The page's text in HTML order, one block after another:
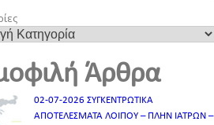
Άρθρα
02-07-2026 ΣΥΓΚΕΝΤΡΩΤΙΚΑ
ΑΠΟΤΕΛΕΣΜΑΤΑ ΛΟΙΠΟΥ – ΠΛΗΝ ΙΑΤΡΩΝ –